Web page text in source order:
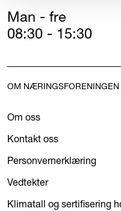
Man - fre
08:30 - 15:30
OM NÆRINGSFORENINGEN
Om oss
Kontakt oss
Personvernerklæring
Vedtekter
Klimatall og sertifisering